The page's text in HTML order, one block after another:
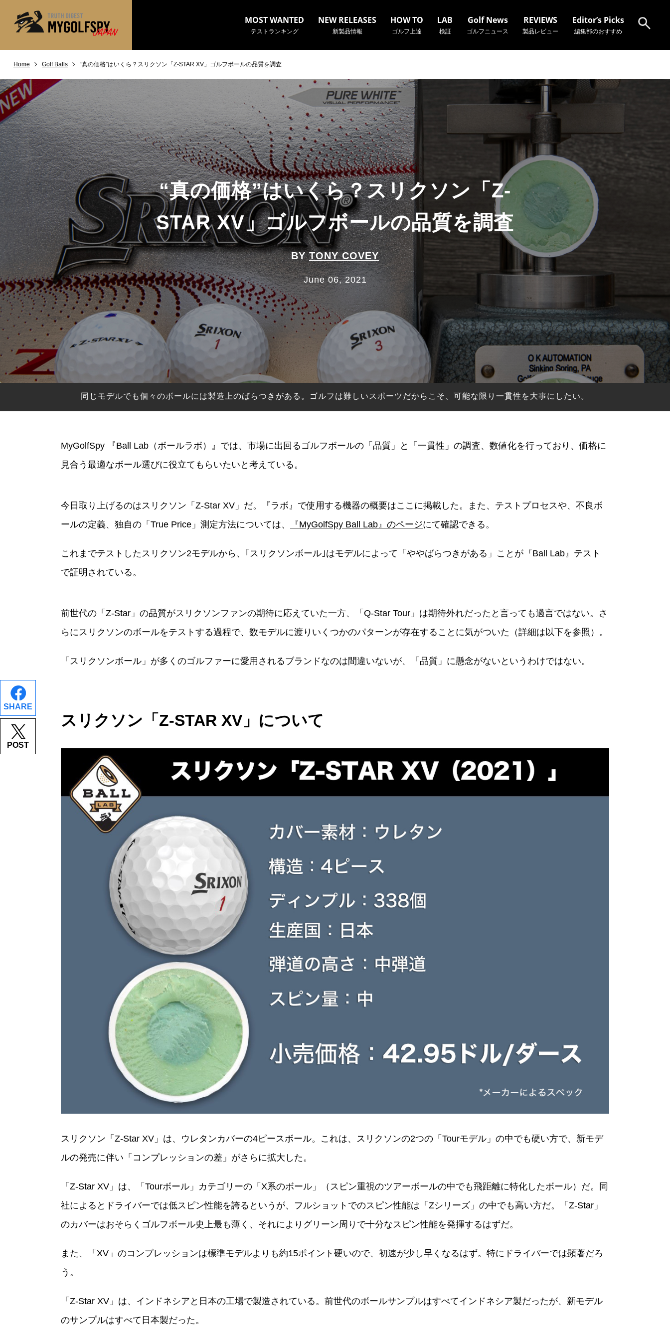
MOST WANTED
テストランキング
NEW RELEASES
新製品情報
HOW TO
ゴルフ上達
LAB
検証
Golf News
ゴルフニュース
REVIEWS
製品レビュー
Editor’s Picks
編集部のおすすめ
Home Golf Balls “真の価格”はいくら？スリクソン「Z-STAR XV」ゴルフボールの品質を調査
SHARE
POST
“真の価格”はいくら？スリクソン「Z-
STAR XV」ゴルフボールの品質を調査
BYTONY COVEY
June 06, 2021
同じモデルでも個々のボールには製造上のばらつきがある。ゴルフは難しいスポーツだからこそ、可能な限り一貫性を大事にしたい。
MyGolfSpy 『Ball Lab（ボールラボ）』では、市場に出回るゴルフボールの「品質」と「一貫性」の調査、数値化を行っており、価格に
見合う最適なボール選びに役立てもらいたいと考えている。
今日取り上げるのはスリクソン「Z-Star XV」だ。『ラボ』で使用する機器の概要はここに掲載した。また、テストプロセスや、不良ボ
ールの定義、独自の「True Price」測定方法については、
『MyGolfSpy Ball Lab』のページにて確認できる。
これまでテストしたスリクソン2モデルから、｢スリクソンボール｣はモデルによって「ややばらつきがある」ことが『Ball Lab』テスト
で証明されている。
前世代の「Z-Star」の品質がスリクソンファンの期待に応えていた一方、「Q-Star Tour」は期待外れだったと言っても過言ではない。さ
らにスリクソンのボールをテストする過程で、数モデルに渡りいくつかのパターンが存在することに気がついた（詳細は以下を参照）。
「スリクソンボール」が多くのゴルファーに愛用されるブランドなのは間違いないが、「品質」に懸念がないというわけではない。
スリクソン「Z-STAR XV」について
スリクソン「Z-Star XV」は、ウレタンカバーの4ピースボール。これは、スリクソンの2つの「Tourモデル」の中でも硬い方で、新モデ
ルの発売に伴い「コンプレッションの差」がさらに拡大した。
「Z-Star XV」は、「Tourボール」カテゴリーの「X系のボール」（スピン重視のツアーボールの中でも飛距離に特化したボール）だ。同
社によるとドライバーでは低スピン性能を誇るというが、フルショットでのスピン性能は「Zシリーズ」の中でも高い方だ。「Z-Star」
のカバーはおそらくゴルフボール史上最も薄く、それによりグリーン周りで十分なスピン性能を発揮するはずだ。
また、「XV」のコンプレッションは標準モデルよりも約15ポイント硬いので、初速が少し早くなるはず。特にドライバーでは顕著だろ
う。
「Z-Star XV」は、インドネシアと日本の工場で製造されている。前世代のボールサンプルはすべてインドネシア製だったが、新モデル
のサンプルはすべて日本製だった。
MOST WANTED
NEW RELEASES
HOW TO ゴルフ上達・実践テクニック
LAB テスト・データ検証
Golf News ゴルフニュース
REVIEWS 製品レビュー
DRIVERS ドライバー
FAIRWAY WOODS フェアウェイウッド
HYBRIDS ハイブリッド
IRONS アイアン
WEDGES ウェッジ
PUTTERS パター
OTHER その他
Editor’s Picks 編集部のおすすめ
Our Team
Our Mission 私たちの使命
※メーカー名やクラブ名など、検索したい事柄を入力してください。